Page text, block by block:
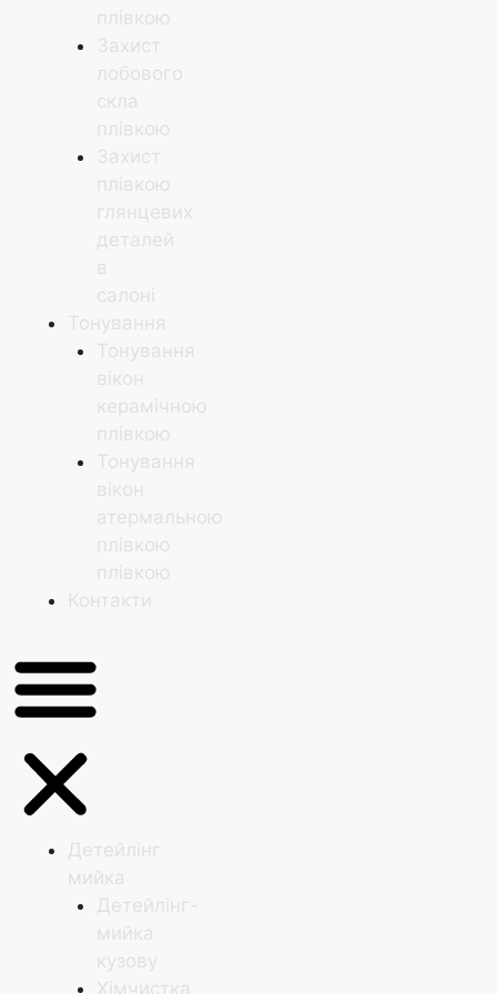
плівкою
Захист
лобового
скла
плівкою
Захист
плівкою
глянцевих
деталей
в
салоні
Тонування
Тонування
вікон
керамічною
плівкою
Тонування
вікон
атермальною
плівкою
плівкою
Контакти
Детейлінг
мийка
Детейлінг-
мийка
кузову
Хімчистка